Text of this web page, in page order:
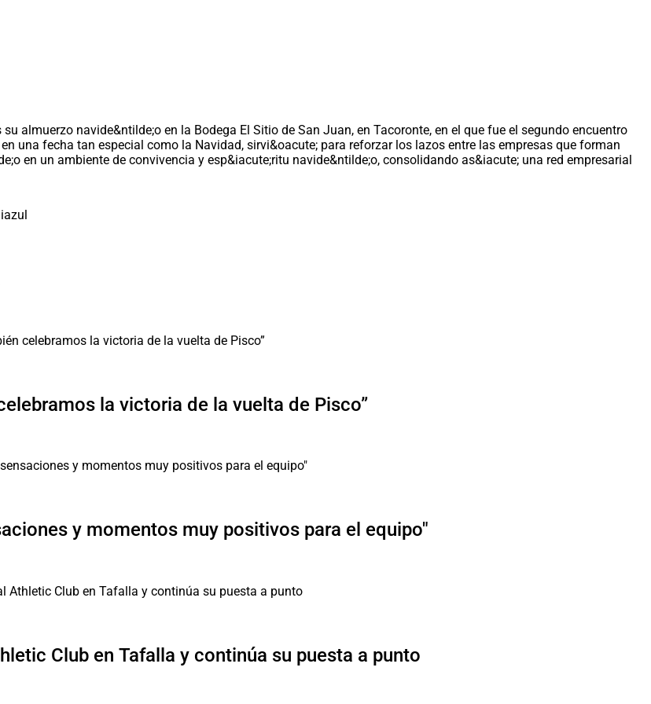
almuerzo navide&ntilde;o en la Bodega El Sitio de San Juan, en Tacoronte, en el que fue el segundo encuentro
una fecha tan especial como la Navidad, sirvi&oacute; para reforzar los lazos entre las empresas que forman
en un ambiente de convivencia y esp&iacute;ritu navide&ntilde;o, consolidando as&iacute; una red empresarial
la victoria de la vuelta de Pisco”
y momentos muy positivos para el equipo"
Club en Tafalla y continúa su puesta a punto